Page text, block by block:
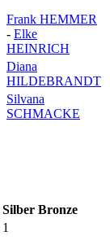
Frank HEMMER
- Elke
HEINRICH
Diana
HILDEBRANDT
Silvana
SCHMACKE
Silber Bronze
1